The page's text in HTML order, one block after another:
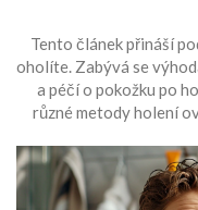
Tento článek přináší
oholíte. Zabývá se
a péčí o pokožku po
různé metody holení